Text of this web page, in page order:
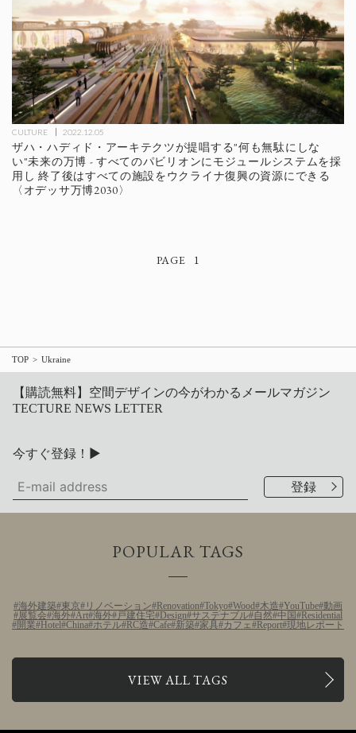
CULTURE 2022.12.05
ザハ・ハディド・アーキテクツが提唱する"何も無駄にしな
い"未来の万博 - すべてのパビリオンにモジュールシステムを採
用し 終了後はすべての施設をウクライナ復興の資源にできる
〈オデッサ万博2030〉
1
TOP Ukraine
【購読無料】空間デザインの今がわかるメールマガジン
TECTURE NEWS LETTER
今すぐ登録！▶
POPULAR TAGS
海外建築 東京 リノベーション Renovation Tokyo Wood 木造 YouTube 動画
展覧会 海外 Art 海外 戸建住宅 Design サステナブル 自然 中国 Residential
開業 Hotel China ホテル RC造 Cafe 新築 家具 カフェ Report 現地レポート
VIEW ALL TAGS